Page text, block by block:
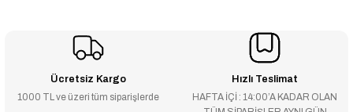
Ücretsiz Kargo
1000 TL ve üzeri tüm siparişlerde
Hızlı Teslimat
HAFTA İÇİ : 14:00’A KADAR OLAN